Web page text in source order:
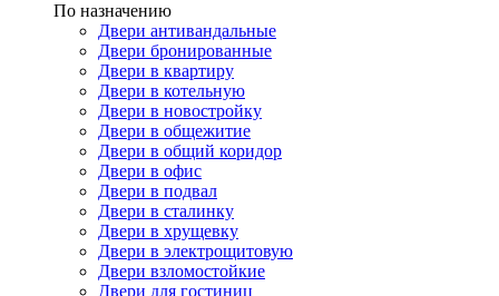
По назначению
Двери антивандальные
Двери бронированные
Двери в квартиру
Двери в котельную
Двери в новостройку
Двери в общежитие
Двери в общий коридор
Двери в офис
Двери в подвал
Двери в сталинку
Двери в хрущевку
Двери в электрощитовую
Двери взломостойкие
Двери для гостиниц